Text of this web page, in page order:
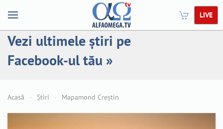
LIVE
Vezi ultimele știri pe
Facebook-ul tău »
Acasă Știri Mapamond Creștin